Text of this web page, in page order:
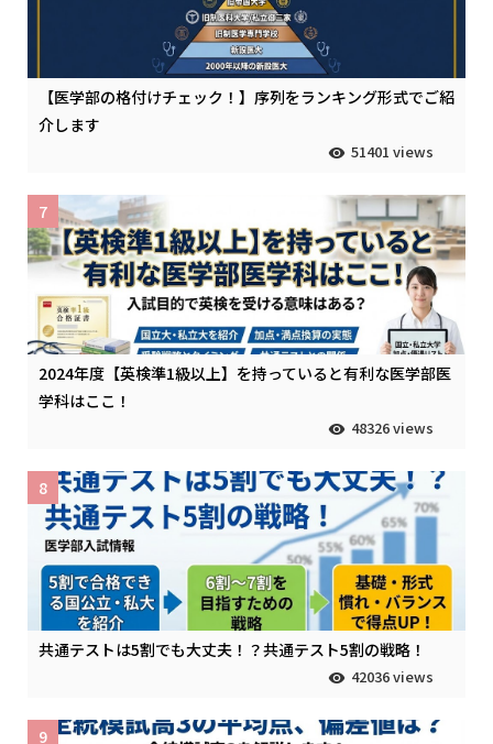
【医学部の格付けチェック！】序列をランキング形式でご紹
介します
51401 views
2024年度【英検準1級以上】を持っていると有利な医学部医
学科はここ！
48326 views
7
共通テストは5割でも大丈夫！？共通テスト5割の戦略！
42036 views
8
9